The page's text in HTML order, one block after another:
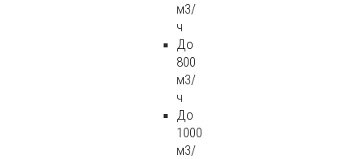
м3/
ч
До
800
м3/
ч
До
1000
м3/